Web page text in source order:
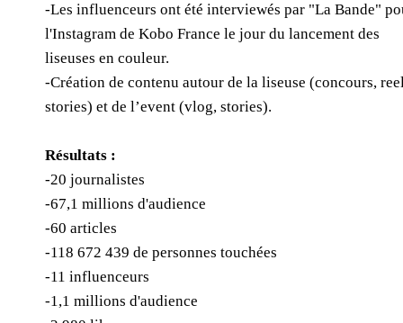
-Les influenceurs ont été interviewés par "La Bande"
l'Instagram de Kobo France le jour du lancement des
liseuses en couleur.
-Création de contenu autour de la liseuse (concours,
stories) et de l’event (vlog, stories).
Résultats :
-20 journalistes
-67,1 millions d'audience
-60 articles
-118 672 439 de personnes touchées
-11 influenceurs
-1,1 millions d'audience